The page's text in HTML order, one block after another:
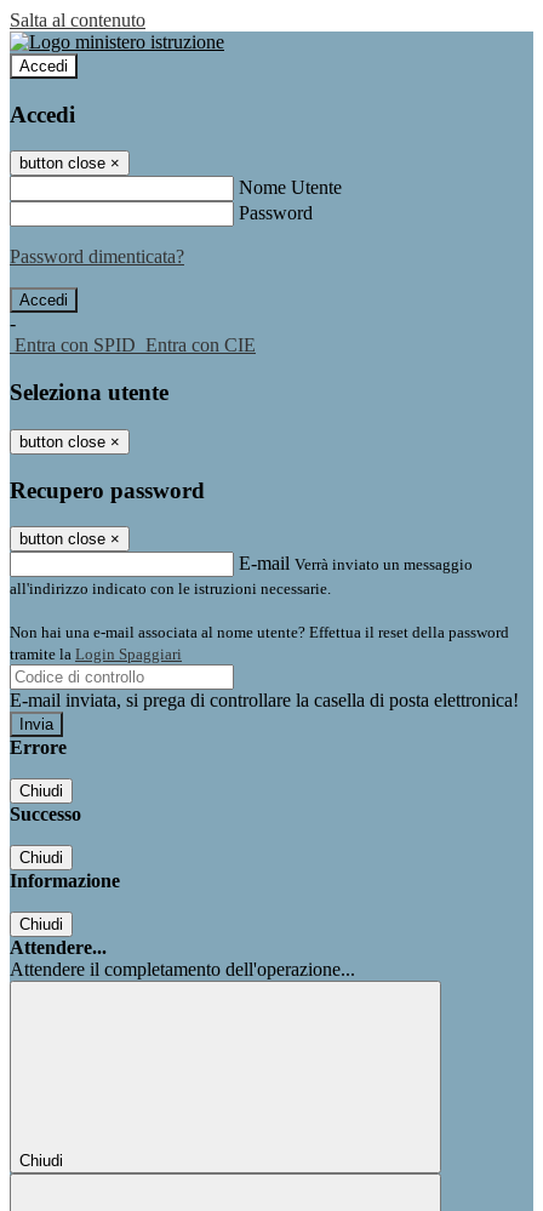
Salta al contenuto
Accedi
Accedi
button close ×
Nome Utente
Password
Password dimenticata?
-
Entra con SPID Entra con CIE
Seleziona utente
button close ×
Recupero password
button close ×
E-mail Verrà inviato un messaggio
all'indirizzo indicato con le istruzioni necessarie.
Non hai una e-mail associata al nome utente? Effettua il reset della password
tramite la Login Spaggiari
E-mail inviata, si prega di controllare la casella di posta elettronica!
Errore
Chiudi
Successo
Chiudi
Informazione
Chiudi
Attendere...
Attendere il completamento dell'operazione...
Chiudi